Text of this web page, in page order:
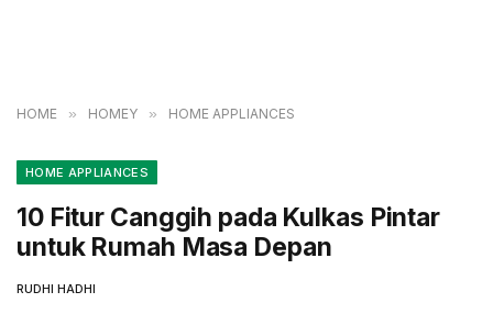
HOME » HOMEY » HOME APPLIANCES
HOME APPLIANCES
10 Fitur Canggih pada Kulkas Pintar
untuk Rumah Masa Depan
RUDHI HADHI